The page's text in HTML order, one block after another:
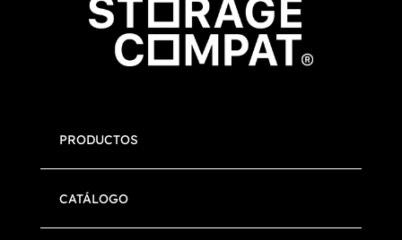
PRODUCTOS
CATÁLOGO